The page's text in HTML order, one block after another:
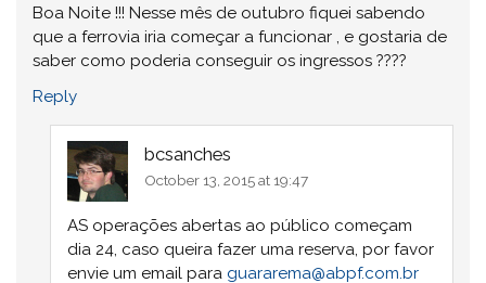
Boa Noite !!! Nesse mês de outubro fiquei sabendo
que a ferrovia iria começar a funcionar , e gostaria de
saber como poderia conseguir os ingressos ????
Reply
bcsanches
October 13, 2015 at 19:47
AS operações abertas ao público começam
dia 24, caso queira fazer uma reserva, por favor
envie um email para guararema@abpf.com.br